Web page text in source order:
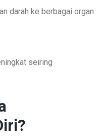
darah ke berbagai organ
seiring